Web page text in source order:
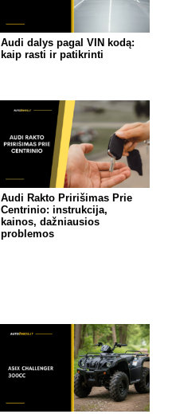
Audi dalys pagal VIN kodą:
kaip rasti ir patikrinti
Audi Rakto Pririšimas Prie
Centrinio: instrukcija,
kainos, dažniausios
problemos